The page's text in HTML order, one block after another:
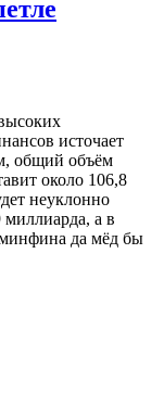
источает
общий объём
около 106,8
неуклонно
а в
да мёд бы